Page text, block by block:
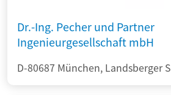
Dr.-Ing. Pecher und Partner
Ingenieurgesellschaft mbH
D-80687 München, Landsberger